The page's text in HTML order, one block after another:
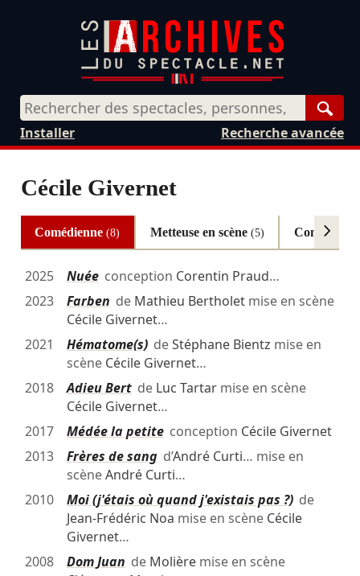
Recherche avancée
Installer
Cécile Givernet
Comédienne(8) Metteuse en scène (5) Conception
2025 Nuéeconception Corentin Praud…
2023
Farben de Mathieu Bertholetmise en scène
Cécile Givernet…
2021
Hématome(s)deStéphane Bientz mise en
scène Cécile Givernet…
2018
Adieu Bertde Luc Tartarmise en scène
Cécile Givernet…
2017
Médée la petiteconception Cécile Givernet
2013
Frères de sangd’André Curti… mise en
scèneAndré Curti…
2010
Moi (j'étais où quand j'existais pas ?)de
Jean-Frédéric Noa mise en scène Cécile
Givernet…
2008
Dom Juan de Molièremise en scène